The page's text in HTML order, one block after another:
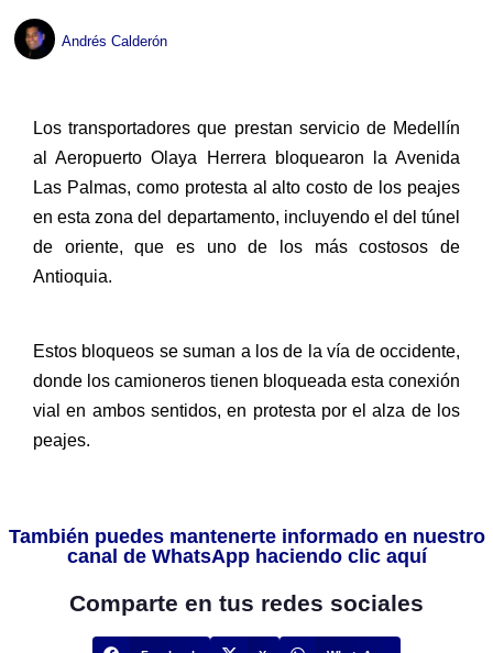
Andrés Calderón
Los transportadores que prestan servicio de Medellín
al Aeropuerto Olaya Herrera bloquearon la Avenida
Las Palmas, como protesta al alto costo de los peajes
en esta zona del departamento, incluyendo el del túnel
de oriente, que es uno de los más costosos de
Antioquia.
Estos bloqueos se suman a los de la vía de occidente,
donde los camioneros tienen bloqueada esta conexión
vial en ambos sentidos, en protesta por el alza de los
peajes.
También puedes mantenerte informado en nuestro
canal de WhatsApp haciendo clic aquí
Comparte en tus redes sociales